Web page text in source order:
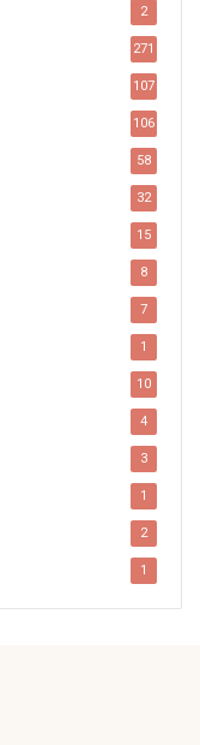
2
271
107
106
58
32
15
8
7
1
10
4
3
1
2
1